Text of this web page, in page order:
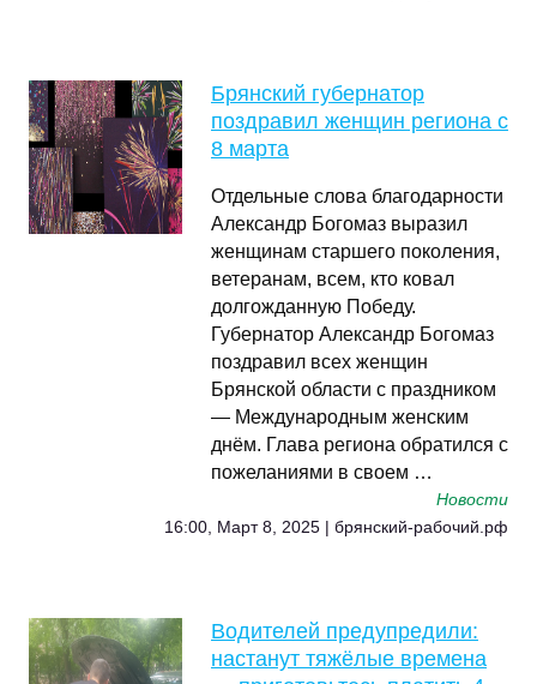
Брянский губернатор
поздравил женщин региона с
8 марта
Отдельные слова благодарности
Александр Богомаз выразил
женщинам старшего поколения,
ветеранам, всем, кто ковал
долгожданную Победу.
Губернатор Александр Богомаз
поздравил всех женщин
Брянской области с праздником
— Международным женским
днём. Глава региона обратился с
пожеланиями в своем …
Новости
16:00, Март 8, 2025 | брянский-рабочий.рф
Водителей предупредили:
настанут тяжёлые времена